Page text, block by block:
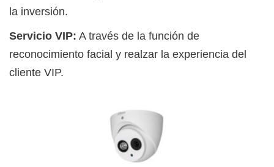
la inversión.
Servicio VIP: A través de la función de
reconocimiento facial y realzar la experiencia del
cliente VIP.